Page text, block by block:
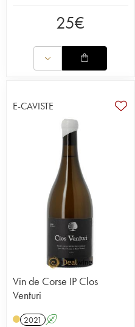
25€
E-CAVISTE
Vin de Corse IP Clos
Venturi
2021 A